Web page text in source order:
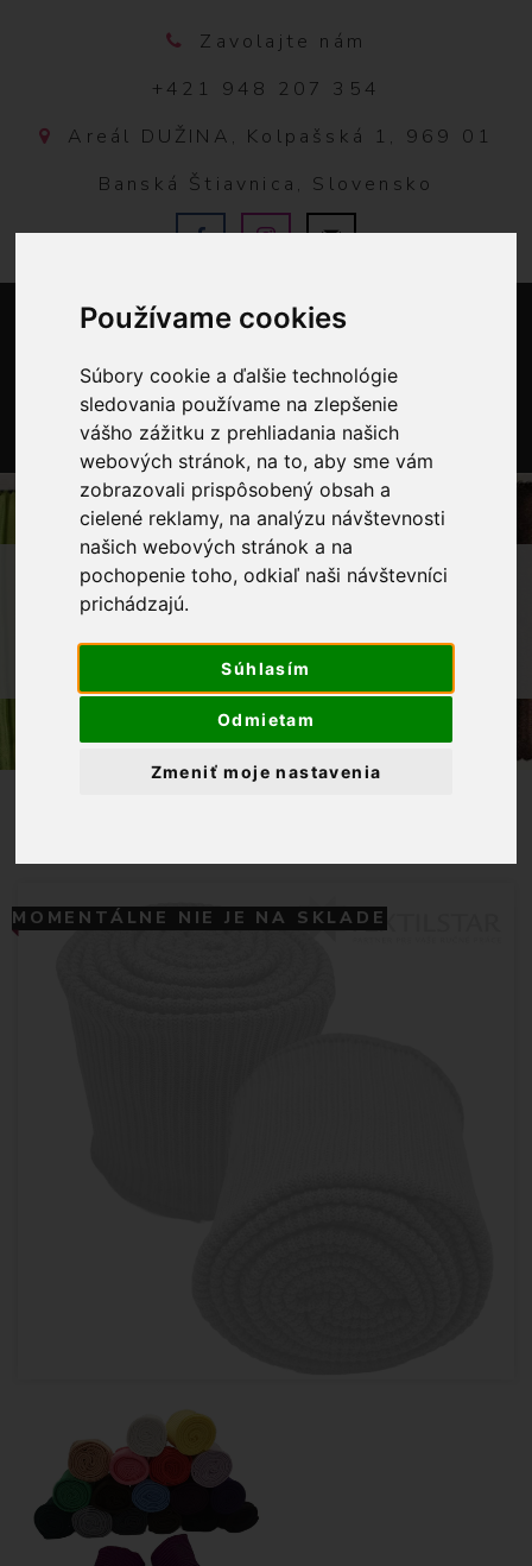
Používame cookies
Súbory cookie a ďalšie technológie
sledovania používame na zlepšenie
vášho zážitku z prehliadania našich
webových stránok, na to, aby sme vám
zobrazovali prispôsobený obsah a
cielené reklamy, na analýzu návštevnosti
našich webových stránok a na
pochopenie toho, odkiaľ naši návštevníci
prichádzajú.
Súhlasím
Odmietam
Zmeniť moje nastavenia
Zavolajte nám
+421 948 207 354
Areál DUŽINA, Kolpašská 1, 969 01
Banská Štiavnica, Slovensko
OBCHOD GALANTÉRIA
NÁPLETY/ PATENTY
NÁPLET SADA RUKÁVY+PÁS
SVETLOŠEDÁ
MOMENTÁLNE NIE JE NA SKLADE